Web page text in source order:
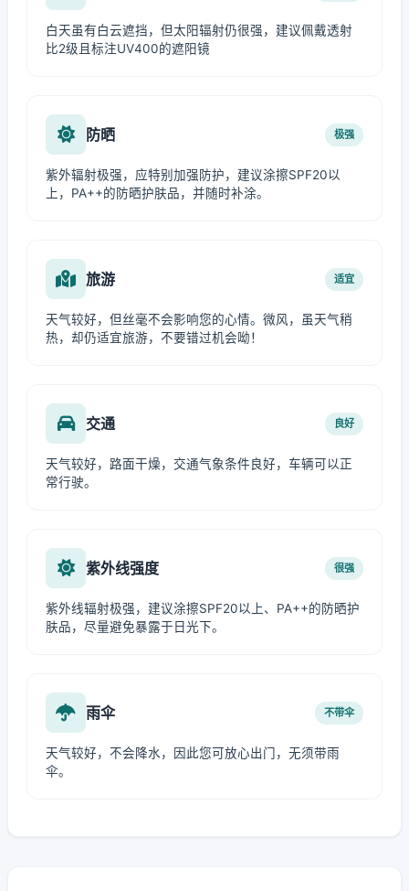
白天虽有白云遮挡，但太阳辐射仍很强，建议佩戴透射
比2级且标注UV400的遮阳镜
防晒 极强
紫外辐射极强，应特别加强防护，建议涂擦SPF20以
上，PA++的防晒护肤品，并随时补涂。
旅游 适宜
天气较好，但丝毫不会影响您的心情。微风，虽天气稍
热，却仍适宜旅游，不要错过机会呦！
交通 良好
天气较好，路面干燥，交通气象条件良好，车辆可以正
常行驶。
紫外线强度 很强
紫外线辐射极强，建议涂擦SPF20以上、PA++的防晒护
肤品，尽量避免暴露于日光下。
雨伞 不带伞
天气较好，不会降水，因此您可放心出门，无须带雨
伞。